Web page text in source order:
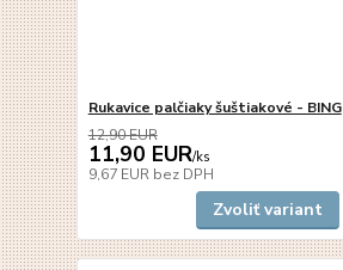
Rukavice palčiaky šuštiakové - BING
12,90 EUR
11,90 EUR/ks
9,67 EUR bez DPH
Zvoliť variant